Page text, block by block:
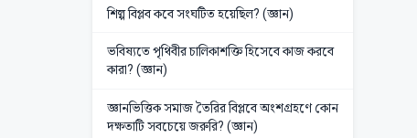
শিল্প বিপ্লব কবে সংঘটিত হয়েছিল? (জ্ঞান)
ভবিষ্যতে পৃথিবীর চালিকাশক্তি হিসেবে কাজ করবে
কারা? (জ্ঞান)
জ্ঞানভিত্তিক সমাজ তৈরির বিপ্লবে অংশগ্রহণে কোন
দক্ষতাটি সবচেয়ে জরুরি? (জ্ঞান)